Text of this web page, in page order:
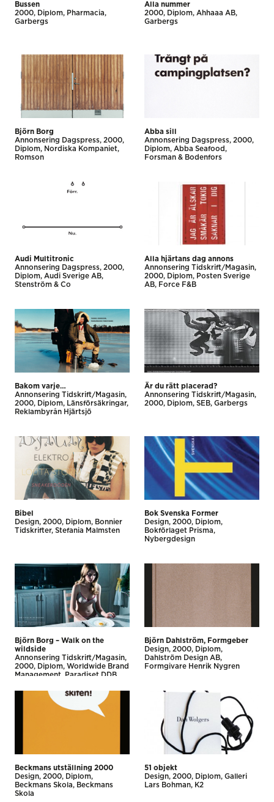
Bussen
2000
Diplom
Pharmacia
Garbergs
Alla nummer
2000
Diplom
Ahhaaa AB
Garbergs
Björn Borg
Annonsering Dagspress 2000
Diplom
Nordiska Kompaniet
Romson
Abba sill
Annonsering Dagspress 2000
Diplom
Abba Seafood
Forsman & Bodenfors
Audi Multitronic
Annonsering Dagspress 2000
Diplom
Audi Sverige AB
Stenström & Co
Alla hjärtans dag annons
Annonsering Tidskrift/Magasin
2000
Diplom
Posten Sverige
AB
Force F&B
Bakom varje…
Annonsering Tidskrift/Magasin
2000
Diplom
Länsförsäkringar
Reklambyrån Hjärtsjö
Är du rätt placerad?
Annonsering Tidskrift/Magasin
2000
Diplom SEB Garbergs
Bibel
Design 2000 Diplom
Bonnier
Tidskrifter Stefania Malmsten
Bok Svenska Former
Design 2000
Diplom
Bokförlaget Prisma
Nybergdesign
Björn Borg – Walk on the
wildside
Annonsering Tidskrift/Magasin
2000
Diplom Worldwide Brand
Management
Paradiset DDB
Björn Dahlström, Formgeber
Design 2000
Diplom
Dahlström Design AB
Formgivare Henrik Nygren
Beckmans utställning 2000
Design 2000
Diplom
Beckmans Skola
Beckmans
Skola
51 objekt
Design 2000 Diplom Galleri
Lars Bohman
K2